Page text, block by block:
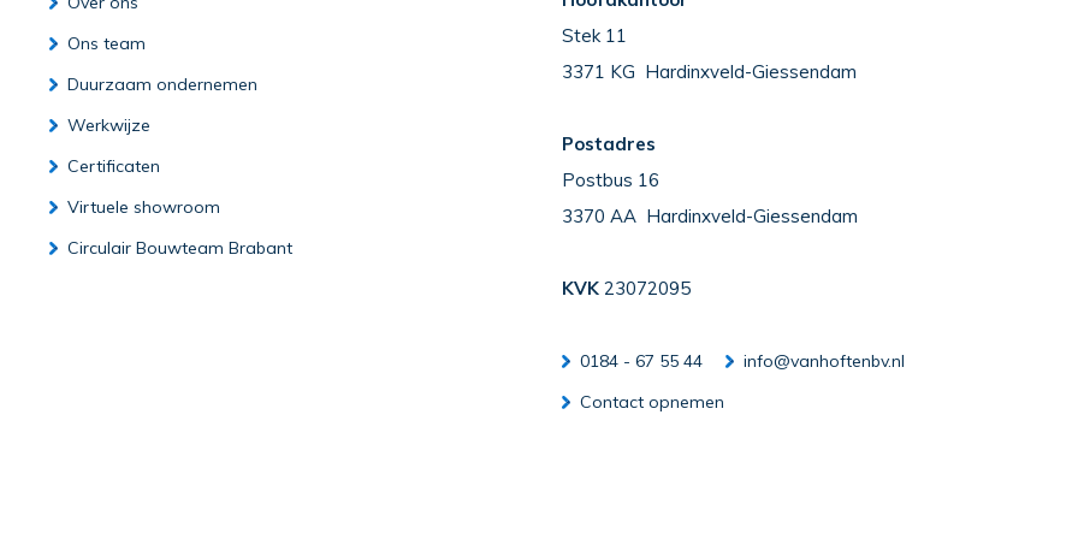
Ons team
Duurzaam ondernemen
Werkwijze
Certificaten
Virtuele showroom
Circulair Bouwteam Brabant
Stek 11
3371 KG Hardinxveld-Giessendam
Postadres
Postbus 16
3370 AA Hardinxveld-Giessendam
KVK 23072095
0184 - 67 55 44
info@vanhoftenbv.nl
Contact opnemen